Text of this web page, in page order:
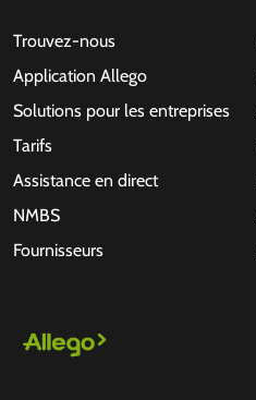
Trouvez-nous
Application Allego
Solutions pour les entreprises
Tarifs
Assistance en direct
NMBS
Fournisseurs